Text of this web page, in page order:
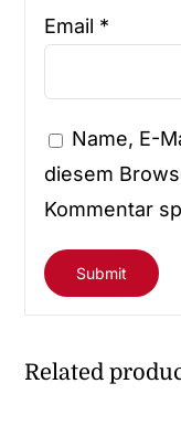
Email *
Name, E-
diesem
Kommentar
Related